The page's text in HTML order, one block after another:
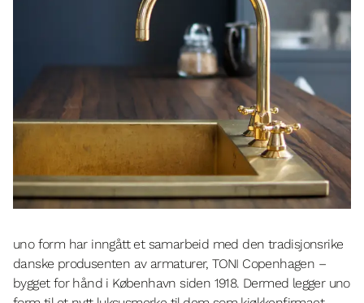
uno form har inngått et samarbeid med den tradisjonsrike
danske produsenten av armaturer, TONI Copenhagen –
bygget for hånd i København siden 1918. Dermed legger uno